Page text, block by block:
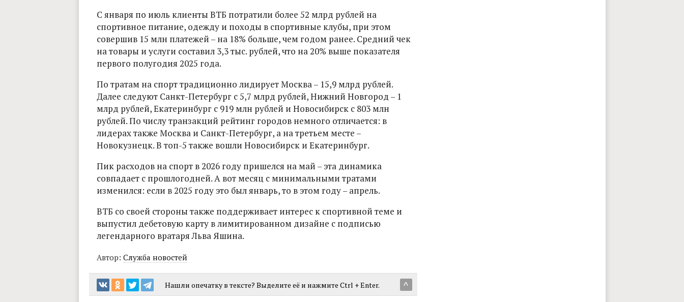
С января по июль клиенты ВТБ потратили более 52 млрд рублей на
спортивное питание, одежду и походы в спортивные клубы, при этом
совершив 15 млн платежей – на 18% больше, чем годом ранее. Средний чек
на товары и услуги составил 3,3 тыс. рублей, что на 20% выше показателя
первого полугодия 2025 года.
По тратам на спорт традиционно лидирует Москва – 15,9 млрд рублей.
Далее следуют Санкт-Петербург с 5,7 млрд рублей, Нижний Новгород – 1
млрд рублей, Екатеринбург с 919 млн рублей и Новосибирск с 803 млн
рублей. По числу транзакций рейтинг городов немного отличается: в
лидерах также Москва и Санкт-Петербург, а на третьем месте –
Новокузнецк. В топ-5 также вошли Новосибирск и Екатеринбург.
Пик расходов на спорт в 2026 году пришелся на май – эта динамика
совпадает с прошлогодней. А вот месяц с минимальными тратами
изменился: если в 2025 году это был январь, то в этом году – апрель.
ВТБ со своей стороны также поддерживает интерес к спортивной теме и
выпустил дебетовую карту в лимитированном дизайне с подписью
легендарного вратаря Льва Яшина.
Автор: Служба новостей
^
Нашли опечатку в тексте? Выделите её и нажмите Ctrl + Enter.